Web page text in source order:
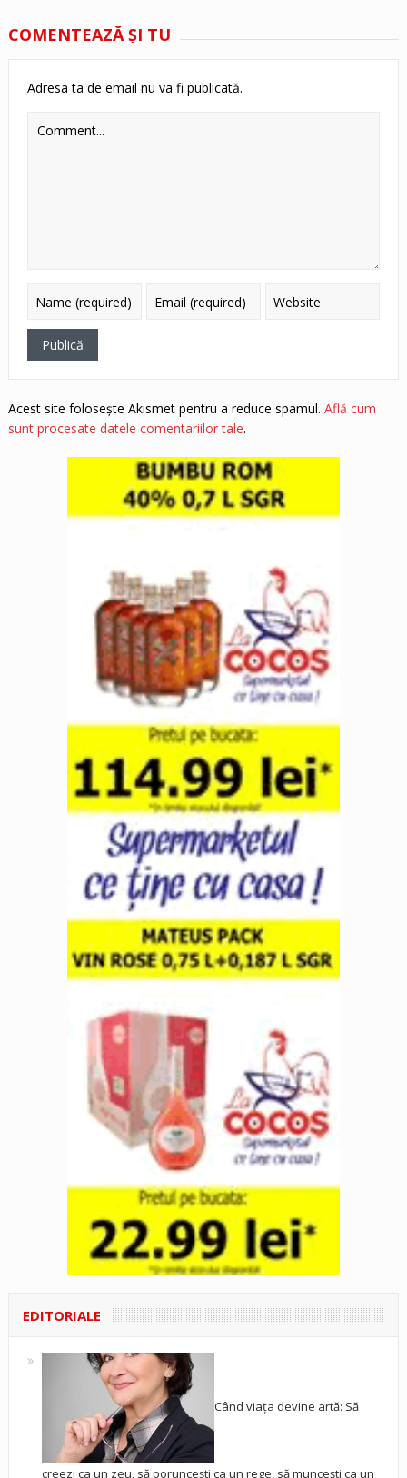
COMENTEAZĂ ŞI TU
Adresa ta de email nu va fi publicată.
Acest site folosește Akismet pentru a reduce spamul. Află cum
sunt procesate datele comentariilor tale.
EDITORIALE
Când viața devine artă: Să
creezi ca un zeu, să poruncești ca un rege, să muncești ca un